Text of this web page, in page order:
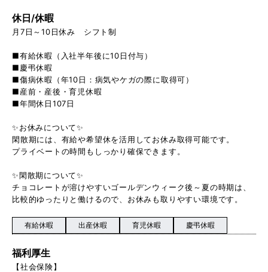
休日/休暇
月7日～10日休み シフト制
■有給休暇（入社半年後に10日付与）
■慶弔休暇
■傷病休暇（年10日：病気やケガの際に取得可）
■産前・産後・育児休暇
■年間休日107日
✨お休みについて✨
閑散期には、有給や希望休を活用してお休み取得可能です。
プライベートの時間もしっかり確保できます。
✨閑散期について✨
チョコレートが溶けやすいゴールデンウィーク後～夏の時期は、
比較的ゆったりと働けるので、お休みも取りやすい環境です。
有給休暇 出産休暇 育児休暇 慶弔休暇
福利厚生
【社会保険】